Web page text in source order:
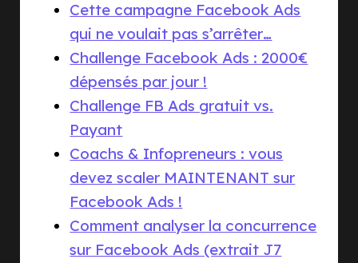
Cette campagne Facebook Ads
qui ne voulait pas s’arrêter…
Challenge Facebook Ads : 2000€
dépensés par jour !
Challenge FB Ads gratuit vs.
Payant
Coachs & Infopreneurs : vous
devez scaler MAINTENANT sur
Facebook Ads !
Comment analyser la concurrence
sur Facebook Ads (extrait J7